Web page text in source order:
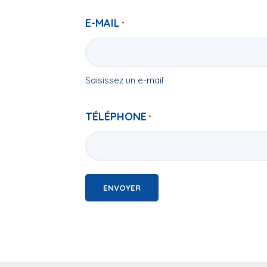
E-MAIL *
Saisissez un e-mail
TÉLÉPHONE *